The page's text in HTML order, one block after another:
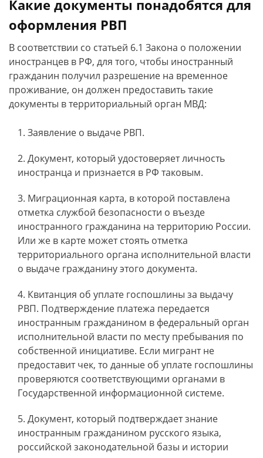
Какие документы понадобятся для
оформления РВП
В соответствии со статьей 6.1 Закона о положении
иностранцев в РФ, для того, чтобы иностранный
гражданин получил разрешение на временное
проживание, он должен предоставить такие
документы в территориальный орган МВД:
Заявление о выдаче РВП.
Документ, который удостоверяет личность
иностранца и признается в РФ таковым.
Миграционная карта, в которой поставлена
отметка службой безопасности о въезде
иностранного гражданина на территорию России.
Или же в карте может стоять отметка
территориального органа исполнительной власти
о выдаче гражданину этого документа.
Квитанция об уплате госпошлины за выдачу
РВП. Подтверждение платежа передается
иностранным гражданином в федеральный орган
исполнительной власти по месту пребывания по
собственной инициативе. Если мигрант не
предоставит чек, то данные об уплате госпошлины
проверяются соответствующими органами в
Государственной информационной системе.
Документ, который подтверждает знание
иностранным гражданином русского языка,
российской законодательной базы и истории